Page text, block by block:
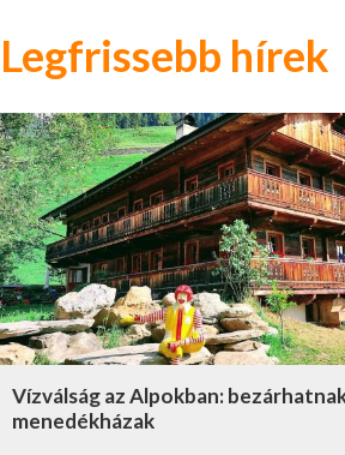
Legfrissebb hírek
Vízválság az Alpokban:
menedékházak